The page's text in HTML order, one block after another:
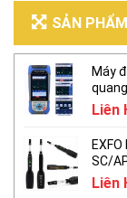
SẢN
Máy
Liên
SC/
Liên